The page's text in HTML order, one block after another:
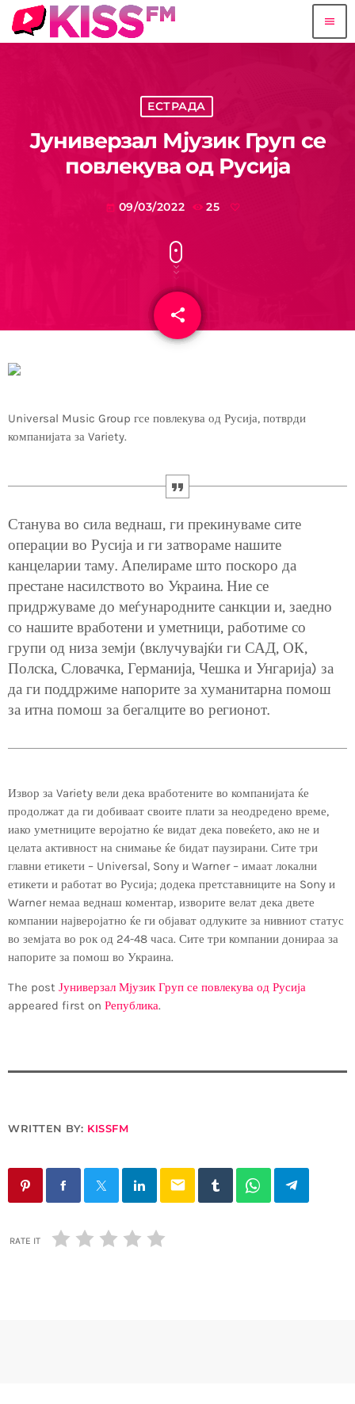
menu
ЕСТРАДА
Јуниверзал Мјузик Груп се
повлекува од Русија
today 09/03/2022 25
share
email
Universal Music Group гсе повлекува од Русија, потврди
компанијата за Variety.
Станува во сила веднаш, ги прекинуваме сите
операции во Русија и ги затвораме нашите
канцеларии таму. Апелираме што поскоро да
престане насилството во Украина. Ние се
придржуваме до меѓународните санкции и, заедно
со нашите вработени и уметници, работиме со
групи од низа земји (вклучувајќи ги САД, ОК,
Полска, Словачка, Германија, Чешка и Унгарија) за
да ги поддржиме напорите за хуманитарна помош
за итна помош за бегалците во регионот.
Извор за Variety вели дека вработените во компанијата ќе
продолжат да ги добиваат своите плати за неодредено време,
иако уметниците веројатно ќе видат дека повеќето, ако не и
целата активност на снимање ќе бидат паузирани. Сите три
главни етикети – Universal, Sony и Warner – имаат локални
етикети и работат во Русија; додека претставниците на Sony и
Warner немаа веднаш коментар, изворите велат дека двете
компании најверојатно ќе ги објават одлуките за нивниот статус
во земјата во рок од 24-48 часа. Сите три компании донираа за
напорите за помош во Украина.
The post Јуниверзал Мјузик Груп се повлекува од Русија
appeared first on Република.
WRITTEN BY: KISSFM
email
RATE IT